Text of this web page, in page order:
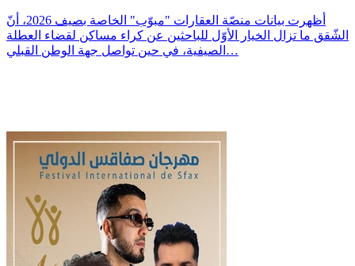
أظهرت بيانات منصّة العقارات "مبوّب" الخاصة بصيف 2026، أنّ
الشّقق ما تزال الخيار الأوّل للباحثين عن كراء مساكن لقضاء العطلة
الصيفية، في حين تواصل جهة الوطن القبلي…